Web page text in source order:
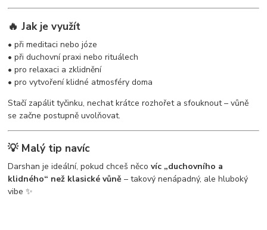
🔥 Jak je využít
• při meditaci nebo józe
• při duchovní praxi nebo rituálech
• pro relaxaci a zklidnění
• pro vytvoření klidné atmosféry doma
Stačí zapálit tyčinku, nechat krátce rozhořet a sfouknout – vůně
se začne postupně uvolňovat.
💡 Malý tip navíc
Darshan je ideální, pokud chceš něcovíc „duchovního a
klidného“ než klasické vůně – takový nenápadný, ale hluboký
vibe ✨